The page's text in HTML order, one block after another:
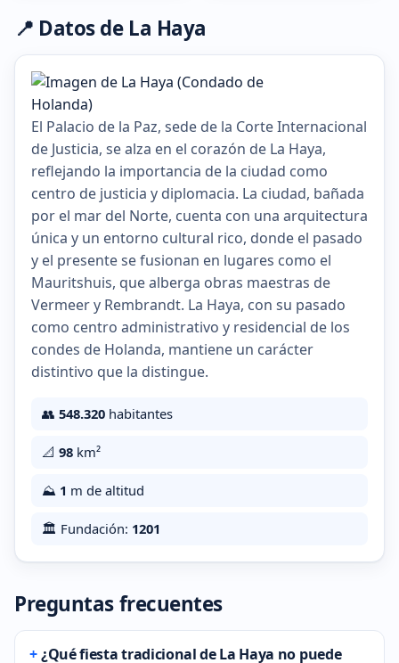
📍 Datos de La Haya
El Palacio de la Paz, sede de la Corte Internacional
de Justicia, se alza en el corazón de La Haya,
reflejando la importancia de la ciudad como
centro de justicia y diplomacia. La ciudad, bañada
por el mar del Norte, cuenta con una arquitectura
única y un entorno cultural rico, donde el pasado
y el presente se fusionan en lugares como el
Mauritshuis, que alberga obras maestras de
Vermeer y Rembrandt. La Haya, con su pasado
como centro administrativo y residencial de los
condes de Holanda, mantiene un carácter
distintivo que la distingue.
👥 548.320 habitantes
📐 98 km²
⛰️ 1 m de altitud
🏛️ Fundación: 1201
Preguntas frecuentes
¿Qué fiesta tradicional de La Haya no puede